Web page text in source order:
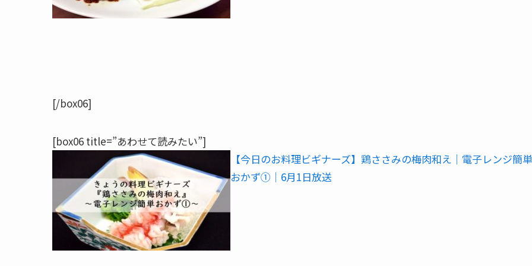
[/box06]
[box06 title=”あわせて読みたい”]
【今日のお料理ビギナーズ】鶏ささみの梅肉和え｜電子レンジ簡単
おかず①｜6月1日放送